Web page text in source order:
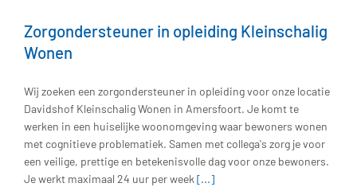
Zorgondersteuner in opleiding Kleinschalig
Wonen
Wij zoeken een zorgondersteuner in opleiding voor onze locatie
Davidshof Kleinschalig Wonen in Amersfoort. Je komt te
werken in een huiselijke woonomgeving waar bewoners wonen
met cognitieve problematiek. Samen met collega's zorg je voor
een veilige, prettige en betekenisvolle dag voor onze bewoners.
Je werkt maximaal 24 uur per week [...]